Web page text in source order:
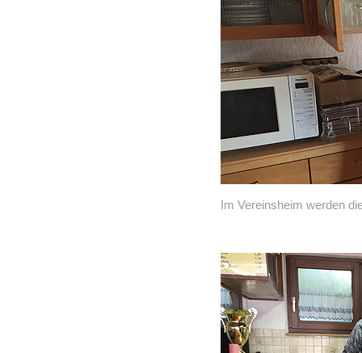
Im Vereinsheim werden